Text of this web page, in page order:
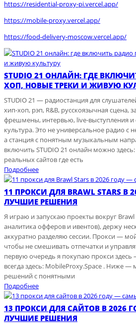
https://residential-proxy-pi.vercel.app/
https://mobile-proxy.vercel.app/
https://food-delivery-moscow.vercel.app/
STUDIO 21 ОНЛАЙН: ГДЕ
ХОП, НОВЫЕ ТРЕКИ И ЖИВУЮ
STUDIO 21 — радиостанция для
хип-хоп, рэп, R&B, русскоязычная сцена,
фрешмены, интервью, live-выступления и
культура. Это не универсальное радио с
а станция с понятным музыкальным
включить STUDIO 21 онлайн можно
реальных сайтов где есть
Подробнее
11 ПРОКСИ ДЛЯ BRAWL STARS
ЛУЧШИЕ РЕШЕНИЯ
Я играю и запускаю проекты вокруг
аналитика офферов и ивентов), держу
аккуратно разделяю сессии. Прокси —
чтобы не смешивать отпечатки и
первую очередь я покупаю прокси
всегда здесь: MobileProxy.Space . Ниже —
решений с понятными
Подробнее
13 ПРОКСИ ДЛЯ САЙТОВ В 2026
ЛУЧШИЕ РЕШЕНИЯ